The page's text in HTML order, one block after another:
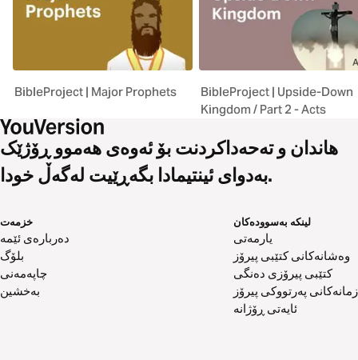
BibleProject | Major Prophets
BibleProject | Upside-Down
Kingdom / Part 2 - Acts
هاندان و تەحەداکردنت بۆ ئەوەی هەموو ڕۆژێک
بەدوای ئینتیمادا بگەڕێیت لەگەڵ خودا.
خزمەت
دەربارەی ئێمە
بلۆگ
چاپەمەنی
بەخشین
لینکە بەسوودەکان
یارمەتی
وەشانەکانی کتێبی پیرۆز
کتێبی پیرۆزی دەنگی
زمانەکانی پەرتووکی پیرۆز
ئایەتی ڕۆژانە